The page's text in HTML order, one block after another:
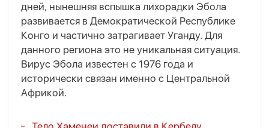
дней, нынешняя вспышка лихорадки Эбола
развивается в Демократической Республике
Конго и частично затрагивает Уганду. Для
данного региона это не уникальная ситуация.
Вирус Эбола известен с 1976 года и
исторически связан именно с Центральной
Африкой.